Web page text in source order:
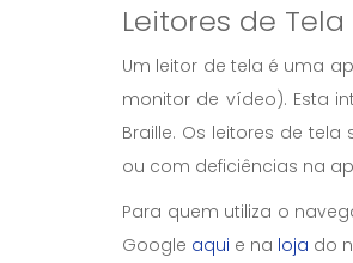
Leitores de Tela
Um leitor de tela é uma
monitor de vídeo). Esta
Braille. Os leitores de
ou com deficiências na
Para quem utiliza o
Google aqui e na loja do